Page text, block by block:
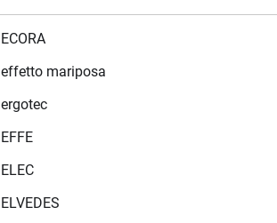
ECORA
effetto mariposa
ergotec
EFFE
ELEC
ELVEDES